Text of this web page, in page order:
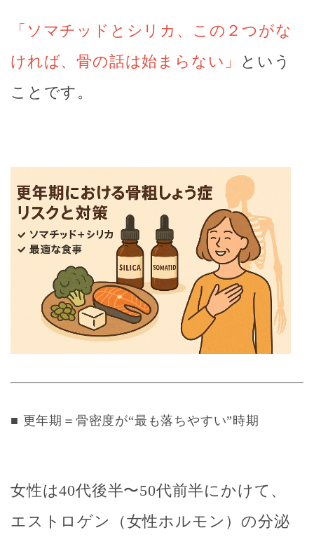
「ソマチッドとシリカ、この２つがな
ければ、骨の話は始まらない」
という
ことです。
■ 更年期＝骨密度が“最も落ちやすい”時期
女性は40代後半〜50代前半にかけて、
エストロゲン（女性ホルモン）の分泌